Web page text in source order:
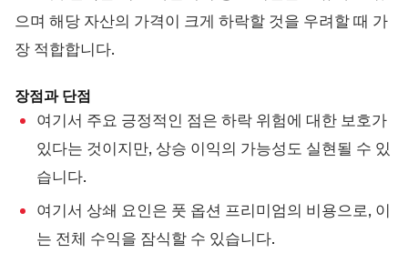
으며 해당 자산의 가격이 크게 하락할 것을 우려할 때 가
장 적합합니다.
장점과 단점
여기서 주요 긍정적인 점은 하락 위험에 대한 보호가
있다는 것이지만, 상승 이익의 가능성도 실현될 수 있
습니다.
여기서 상쇄 요인은 풋 옵션 프리미엄의 비용으로, 이
는 전체 수익을 잠식할 수 있습니다.